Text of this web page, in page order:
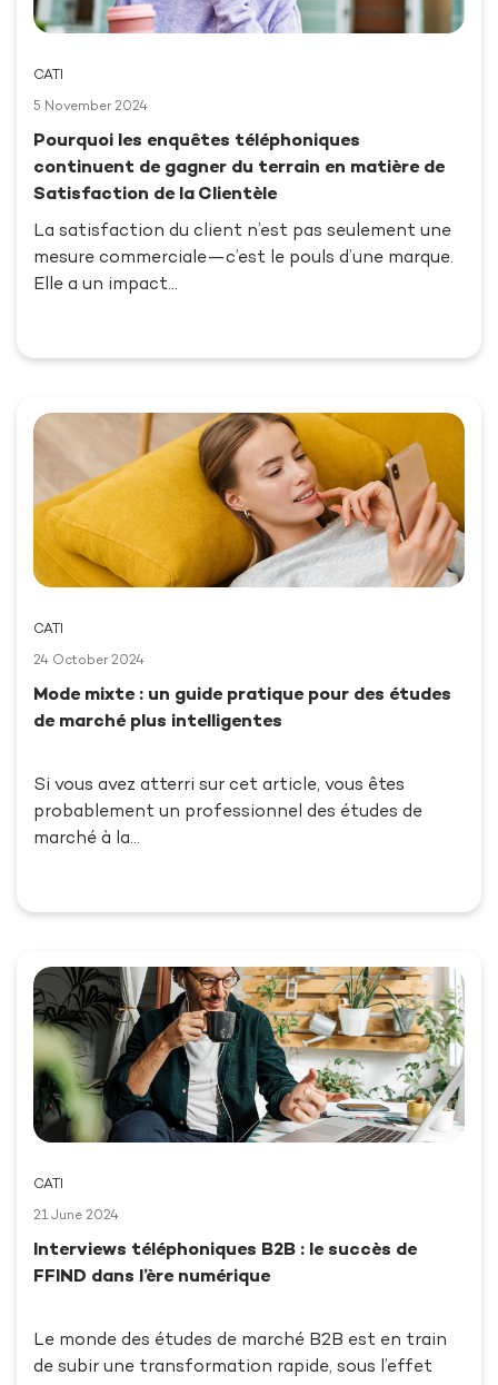
CATI
5 November 2024
Pourquoi les enquêtes téléphoniques
continuent de gagner du terrain en matière de
Satisfaction de la Clientèle
La satisfaction du client n’est pas seulement une
mesure commerciale—c’est le pouls d’une marque.
Elle a un impact…
CATI
24 October 2024
Mode mixte : un guide pratique pour des études
de marché plus intelligentes
Si vous avez atterri sur cet article, vous êtes
probablement un professionnel des études de
marché à la…
CATI
21 June 2024
Interviews téléphoniques B2B : le succès de
FFIND dans l’ère numérique
Le monde des études de marché B2B est en train
de subir une transformation rapide, sous l’effet